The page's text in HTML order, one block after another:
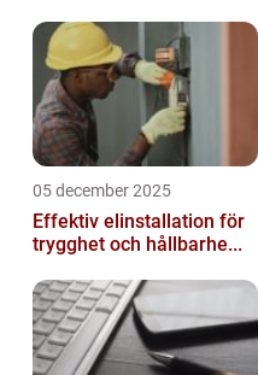
05 december 2025
Effektiv elinstallation för
trygghet och hållbarhe...